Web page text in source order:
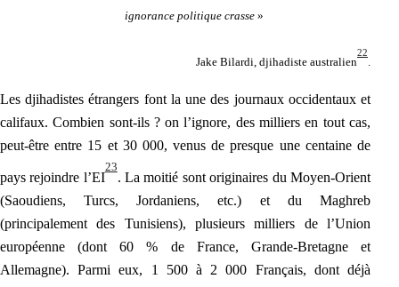
ignorance politique crasse »
Jake Bilardi, djihadiste australien
22
.
Les djihadistes étrangers font la une des journaux occidentaux et
califaux. Combien sont-ils ? on l’ignore, des milliers en tout cas,
peut-être entre 15 et 30 000, venus de presque une centaine de
pays rejoindre l’EI
23
. La moitié sont originaires du Moyen-Orient
(Saoudiens, Turcs, Jordaniens, etc.) et du Maghreb
(principalement des Tunisiens), plusieurs milliers de l’Union
européenne (dont 60 % de France, Grande-Bretagne et
Allemagne). Parmi eux, 1 500 à 2 000 Français, dont déjà